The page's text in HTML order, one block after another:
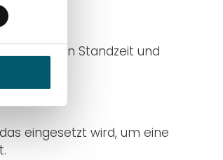
an Standzeit und
eingesetzt wird, um eine